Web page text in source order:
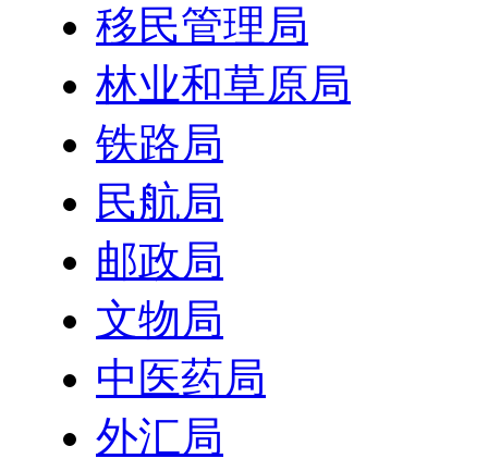
移民管理局
林业和草原局
铁路局
民航局
邮政局
文物局
中医药局
外汇局